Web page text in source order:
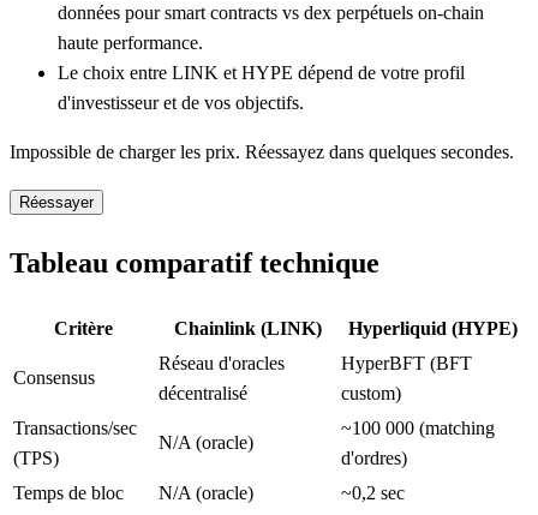
données pour smart contracts vs dex perpétuels on-chain
haute performance.
Le choix entre LINK et HYPE dépend de votre profil
d'investisseur et de vos objectifs.
Impossible de charger les prix. Réessayez dans quelques secondes.
Réessayer
Tableau comparatif technique
Critère Chainlink (LINK) Hyperliquid (HYPE)
Consensus
Réseau d'oracles
décentralisé
HyperBFT (BFT
custom)
Transactions/sec
(TPS)
N/A (oracle)
~100 000 (matching
d'ordres)
Temps de bloc
N/A (oracle)
~0,2 sec